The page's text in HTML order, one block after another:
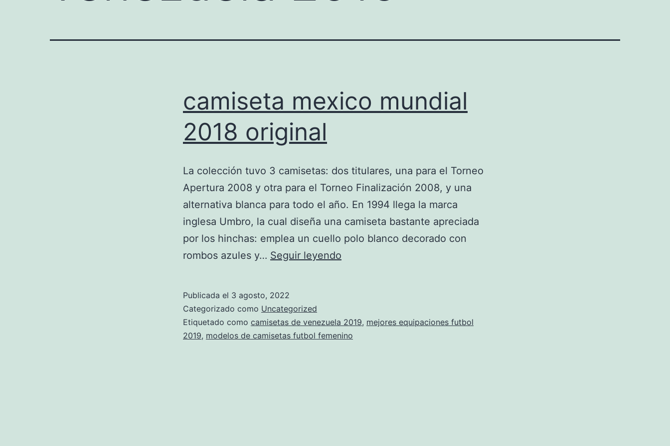
camiseta mexico mundial
2018 original
La colección tuvo 3 camisetas: dos titulares, una para el Torneo
Apertura 2008 y otra para el Torneo Finalización 2008, y una
alternativa blanca para todo el año. En 1994 llega la marca
inglesa Umbro, la cual diseña una camiseta bastante apreciada
por los hinchas: emplea un cuello polo blanco decorado con
rombos azules y… Seguir leyendo
original
Publicada el 3 agosto, 2022
Categorizado como Uncategorized
Etiquetado como camisetas de venezuela 2019, mejores equipaciones futbol
2019, modelos de camisetas futbol femenino